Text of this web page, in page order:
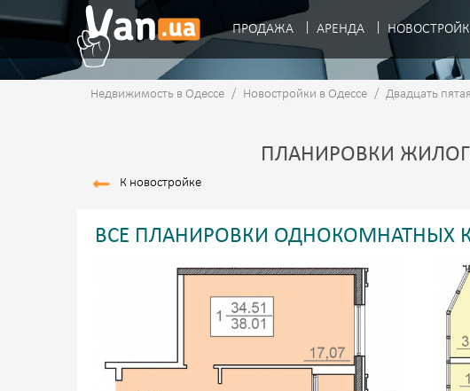
ПРОДАЖА АРЕНДА
Недвижимость в Одессе / Новостройки в Одессе / Двадцать
ПЛАНИРОВКИ
К новостройке
ВСЕ ПЛАНИРОВКИ ОДНОКОМНАТНЫХ